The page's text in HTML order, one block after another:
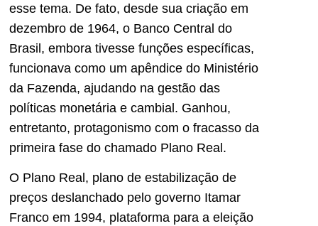
esse tema. De fato, desde sua criação em
dezembro de 1964, o Banco Central do
Brasil, embora tivesse funções específicas,
funcionava como um apêndice do Ministério
da Fazenda, ajudando na gestão das
políticas monetária e cambial. Ganhou,
entretanto, protagonismo com o fracasso da
primeira fase do chamado Plano Real.
O Plano Real, plano de estabilização de
preços deslanchado pelo governo Itamar
Franco em 1994, plataforma para a eleição